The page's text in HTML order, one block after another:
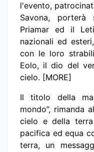
l'evento,
Savona,
Priamar ed il
nazionali ed
con le loro
Eolo, il dio del
cielo. [MORE]
Il titolo della
mondo”, rimanda
cielo e della
pacifica ed equa
terra, un